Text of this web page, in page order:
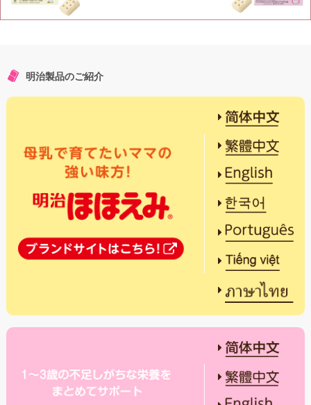
明治製品のご紹介